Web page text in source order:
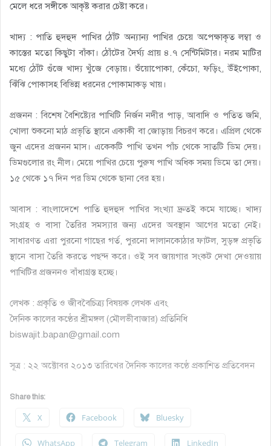
মেলে ধরে সঙ্গীকে আকৃষ্ট করার চেষ্টা করে।
খাদ্য : পাতি হুদহুদ পাখির ঠোঁট অন্যান্য পাখির চেয়ে অপেক্ষাকৃত লম্বা ও
কাস্তের মতো কিছুটা বাঁকা। ঠোঁটের দৈর্ঘ্য প্রায় ৪.৭ সেন্টিমিটার। নরম মাটির
মধ্যে ঠোঁট গুঁজে খাদ্য খুঁজে বেড়ায়। শুঁয়োপোকা, কেঁচো, ফড়িং, উঁইপোকা,
ঝিঁঝি পোকাসহ বিভিন্ন ধরনের পোকামাকড় খায়।
প্রজনন : বিশেষ বৈশিষ্ট্যের পাখিটি নির্জন নদীর পাড়, আবাদি ও পতিত জমি,
খোলা শুকনো মাঠ প্রভৃতি স্থানে একাকী বা জোড়ায় বিচরণ করে। এপ্রিল থেকে
জুন এদের প্রজনন মাস। একেকটি পাখি তখন পাঁচ থেকে সাতটি ডিম দেয়।
ডিমগুলোর রং নীল। মেয়ে পাখির চেয়ে পুরুষ পাখি অধিক সময় ডিমে তা দেয়।
১৫ থেকে ১৭ দিন পর ডিম থেকে ছানা বের হয়।
আবাস : বাংলাদেশে পাতি হুদহুদ পাখির সংখ্যা দ্রুতই কমে যাচ্ছে। খাদ্য
সংগ্রহ ও বাসা তৈরির সমস্যার জন্য এদের অবস্থান আগের মতো নেই।
সাধারণত এরা পুরনো গাছের গর্ত, পুরনো দালানকোঠার ফাটল, সুড়ঙ্গ প্রভৃতি
স্থানে বাসা তৈরি করতে পছন্দ করে। ওই সব জায়গার সংকট দেখা দেওয়ায়
পাখিটির প্রজননও বাঁধাগ্রস্ত হচ্ছে।
লেখক : প্রকৃতি ও জীববৈচিত্র্য বিষয়ক লেখক এবং
দৈনিক কালের কণ্ঠের শ্রীমঙ্গল (মৌলভীবাজার) প্রতিনিধি
biswajit.bapan@gmail.com
সূত্র : ২২ অক্টোবর ২০১৩ তারিখের দৈনিক কালের কণ্ঠে প্রকাশিত প্রতিবেদন
Share this:
X Facebook Bluesky
WhatsApp Telegram LinkedIn